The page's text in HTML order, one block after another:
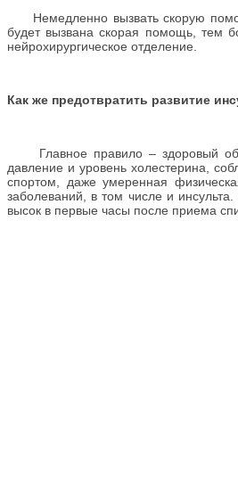
Немедленно вызвать скорую
будет вызвана скорая помощь, тем
нейрохирургическое отделение.
Как же предотвратить развитие
Главное правило – здоровый
давление и уровень холестерина,
спортом, даже умеренная
заболеваний, в том числе и
высок в первые часы после приема